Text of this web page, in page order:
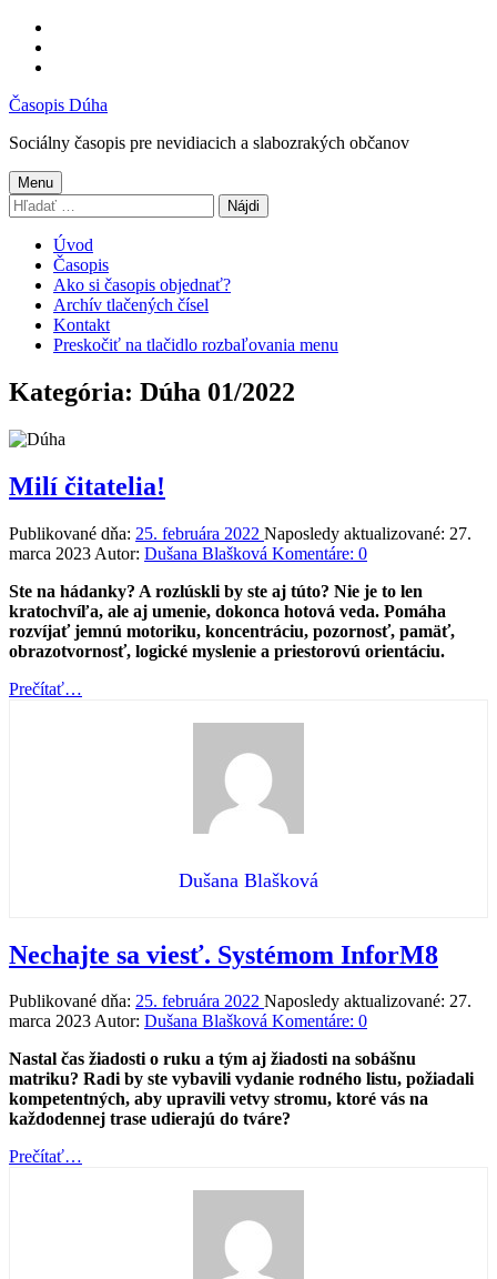
obsah
pätičku
Časopis Dúha
Sociálny časopis pre nevidiacich a slabozrakých občanov
Menu
Hľadať:
Úvod
Časopis
Ako si časopis objednať?
Archív tlačených čísel
Kontakt
Preskočiť na tlačidlo rozbaľovania menu
Kategória: Dúha 01/2022
Milí čitatelia!
Publikované dňa: 25. februára 2022 Naposledy aktualizované: 27.
marca 2023 Autor: Dušana Blašková Komentáre: 0
Ste na hádanky? A rozlúskli by ste aj túto? Nie je to len
kratochvíľa, ale aj umenie, dokonca hotová veda. Pomáha
rozvíjať jemnú motoriku, koncentráciu, pozornosť, pamäť,
obrazotvornosť, logické myslenie a priestorovú orientáciu.
Prečítať“Milí
…
Dušana Blašková
Nechajte sa viesť. Systémom InforM8
Publikované dňa: 25. februára 2022 Naposledy aktualizované: 27.
marca 2023Autor: Dušana Blašková Komentáre: 0
Nastal čas žiadosti o ruku a tým aj žiadosti na sobášnu
matriku? Radi by ste vybavili vydanie rodného listu, požiadali
kompetentných, aby upravili vetvy stromu, ktoré vás na
každodennej trase udierajú do tváre?
Prečítať“Nechajte
…